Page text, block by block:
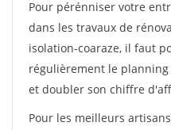
Pour pérénniser votre
dans les travaux de
isolation-coaraze, il faut
régulièrement le
et doubler son chiffre
Pour les meilleurs